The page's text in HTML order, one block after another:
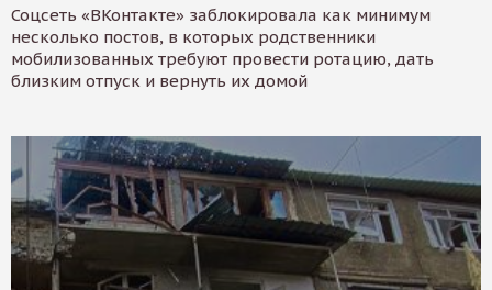
Соцсеть «ВКонтакте» заблокировала как минимум
несколько постов, в которых родственники
мобилизованных требуют провести ротацию, дать
близким отпуск и вернуть их домой